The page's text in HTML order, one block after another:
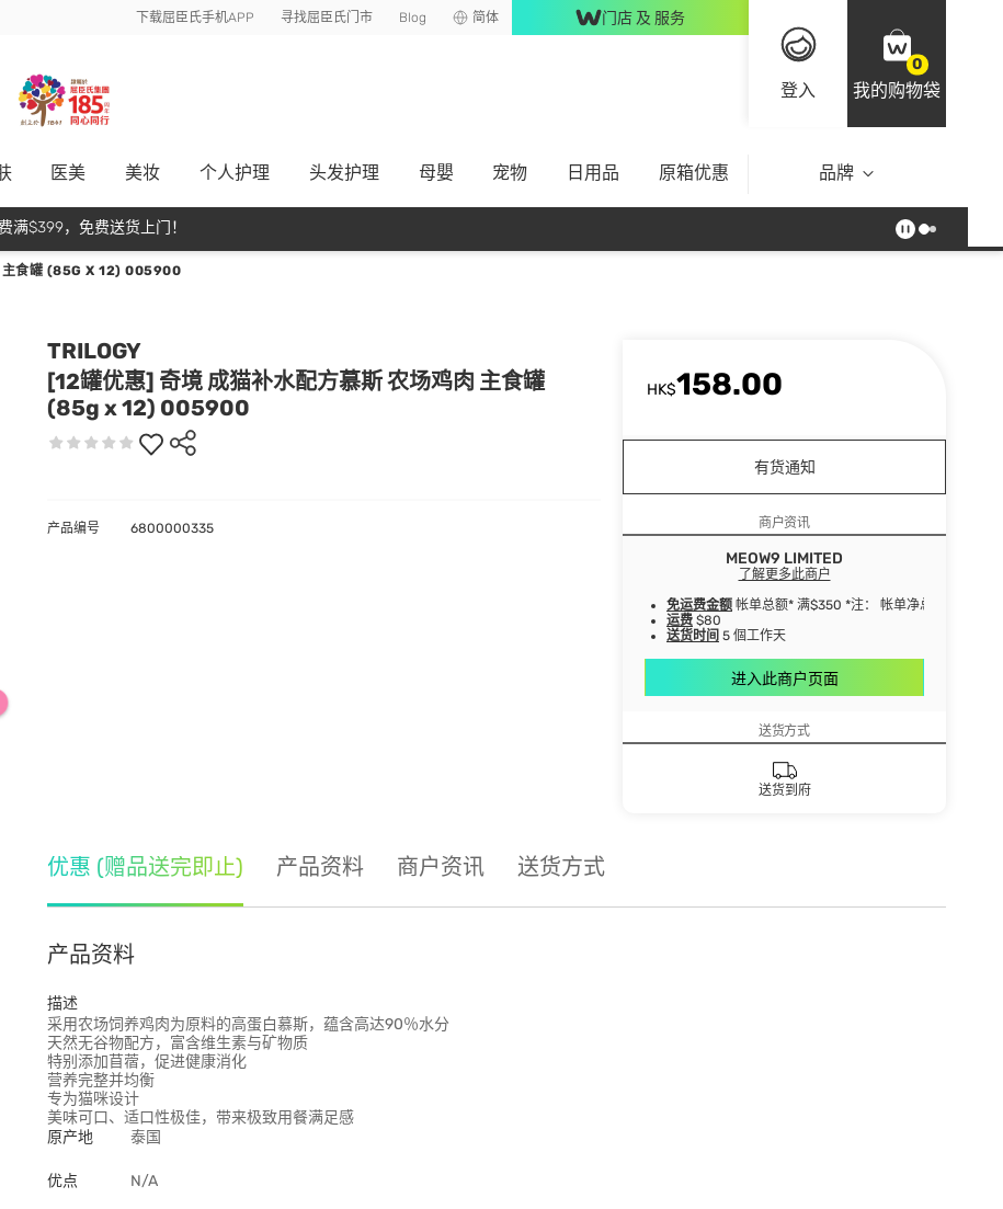
下载屈臣氏手机APP 寻找屈臣氏门市 Blog 简体 门店 及 服务
登入
0
我的购物袋
医美 美妆 个人护理 头发护理 母嬰 宠物 日用品 原箱优惠 品牌
$399，免费送货上门！
主食罐 (85G X 12) 005900
TRILOGY
[12罐优惠] 奇境 成猫补水配方慕斯 农场鸡肉 主食罐
(85g x 12) 005900
HK$158.00
有货通知
商户资讯
MEOW9 LIMITED
了解更多此商户
免运费金额 帐单总额* 满$350 *注： 帐单净总额指扣除
运费 $80
送货时间 5 個工作天
进入此商户页面
送货方式
送货到府
产品编号 6800000335
优惠 (赠品送完即止) 产品资料 商户资讯 送货方式
产品资料
描述
采用农场饲养鸡肉为原料的高蛋白慕斯，蕴含高达90％水分
天然无谷物配方，富含维生素与矿物质
特别添加苜蓿，促进健康消化
营养完整并均衡
专为猫咪设计
美味可口、适口性极佳，带来极致用餐满足感
原产地
泰国
优点 N/A